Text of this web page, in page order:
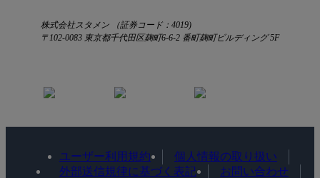
株式会社スタメン （証券コード：4019)
〒102-0083 東京都千代田区麹町6-6-2 番町麹町ビルディング 5F
ユーザー利用規約
個人情報の取り扱い
外部送信規律に基づく表記
お問い合わせ